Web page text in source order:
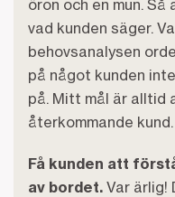
öron och en mun. Så
vad kunden säger.
behovsanalysen
på något kunden
på. Mitt mål är alltid
återkommande kund.
Få kunden att
av bordet. Var ärlig!